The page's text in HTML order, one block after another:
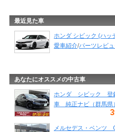
最近見た車
ホンダ シビック (ハッ
愛車紹介/パーツレビ
あなたにオススメの中古車
ホンダ シビック 登
車 純正ナビ（群馬県）
メルセデス・ベンツ